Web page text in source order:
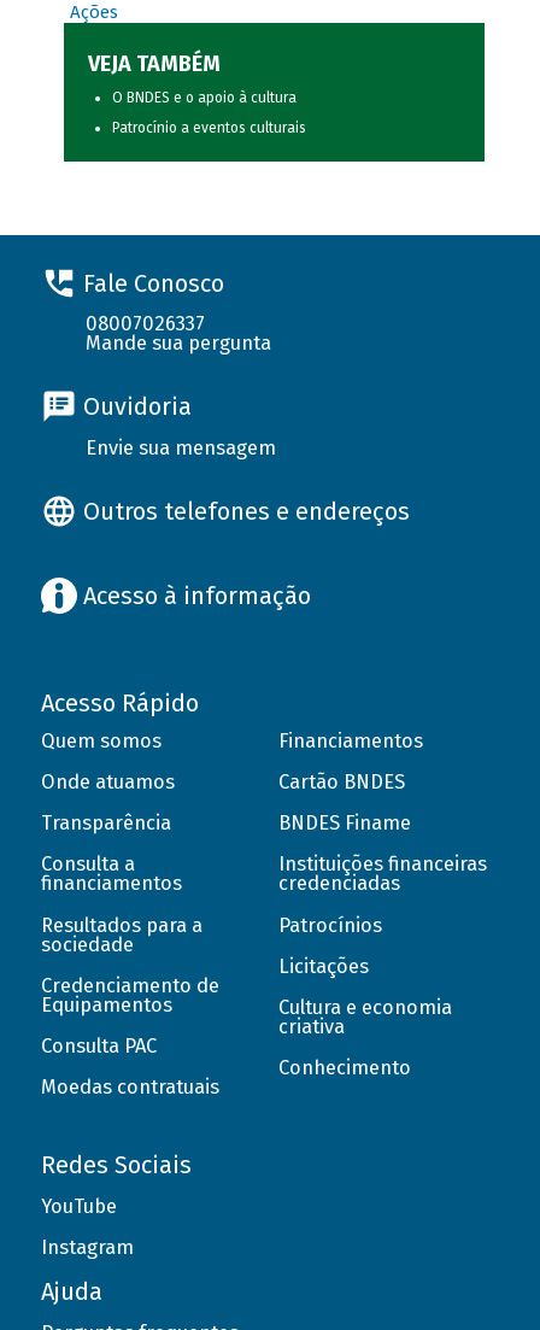
Ações
VEJA TAMBÉM
O BNDES e o apoio à cultura
Patrocínio a eventos culturais
Fale Conosco
08007026337
Mande sua pergunta
Ouvidoria
Envie sua mensagem
Outros telefones e endereços
Acesso à informação
Acesso Rápido
Quem somos
Onde atuamos
Transparência
Consulta a
financiamentos
Resultados para a
sociedade
Credenciamento de
Equipamentos
Consulta PAC
Moedas contratuais
Financiamentos
Cartão BNDES
BNDES Finame
Instituições financeiras
credenciadas
Patrocínios
Licitações
Cultura e economia
criativa
Conhecimento
Redes Sociais
YouTube
Instagram
Ajuda